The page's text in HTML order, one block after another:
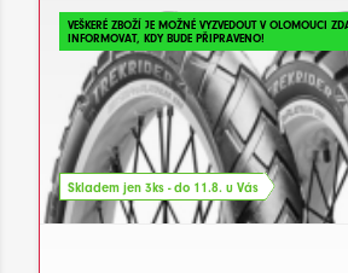
VEŠKERÉ ZBOŽÍ JE MOŽNÉ VYZVEDOUT V OLOMOUCI
INFORMOVAT, KDY BUDE PŘIPRAVENO!
Skladem jen 3ks - do 11.8. u Vás